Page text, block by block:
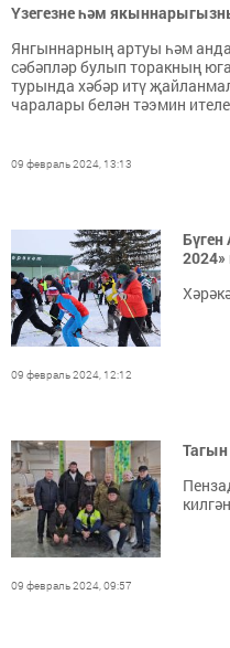
Үзегезне һәм
Янгыннарның артуы һәм
сәбәпләр булып торакның
турында хәбәр итү
чаралары белән тәэмин
09 февраль 2024, 13:13
2024»
09 февраль 2024, 12:12
Тагын
09 февраль 2024, 09:57